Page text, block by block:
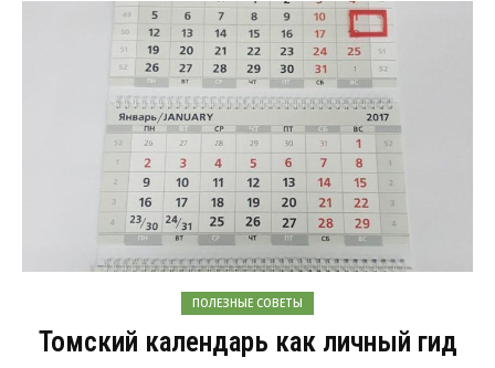
ПОЛЕЗНЫЕ СОВЕТЫ
Томский календарь как личный гид